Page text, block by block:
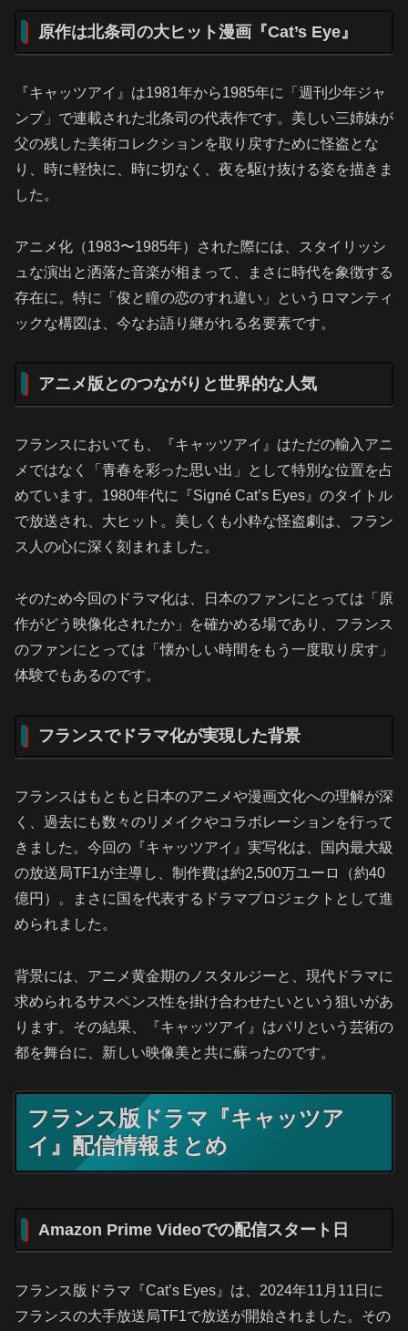
原作は北条司の大ヒット漫画『Cat’s Eye』
『キャッツアイ』は1981年から1985年に「週刊少年ジャ
ンプ」で連載された北条司の代表作です。美しい三姉妹が
父の残した美術コレクションを取り戻すために怪盗とな
り、時に軽快に、時に切なく、夜を駆け抜ける姿を描きま
した。
アニメ化（1983〜1985年）された際には、スタイリッシ
ュな演出と洒落た音楽が相まって、まさに時代を象徴する
存在に。特に「俊と瞳の恋のすれ違い」というロマンティ
ックな構図は、今なお語り継がれる名要素です。
アニメ版とのつながりと世界的な人気
フランスにおいても、『キャッツアイ』はただの輸入アニ
メではなく「青春を彩った思い出」として特別な位置を占
めています。1980年代に『Signé Cat’s Eyes』のタイトル
で放送され、大ヒット。美しくも小粋な怪盗劇は、フラン
ス人の心に深く刻まれました。
そのため今回のドラマ化は、日本のファンにとっては「原
作がどう映像化されたか」を確かめる場であり、フランス
のファンにとっては「懐かしい時間をもう一度取り戻す」
体験でもあるのです。
フランスでドラマ化が実現した背景
フランスはもともと日本のアニメや漫画文化への理解が深
く、過去にも数々のリメイクやコラボレーションを行って
きました。今回の『キャッツアイ』実写化は、国内最大級
の放送局TF1が主導し、制作費は約2,500万ユーロ（約40
億円）。まさに国を代表するドラマプロジェクトとして進
められました。
背景には、アニメ黄金期のノスタルジーと、現代ドラマに
求められるサスペンス性を掛け合わせたいという狙いがあ
ります。その結果、『キャッツアイ』はパリという芸術の
都を舞台に、新しい映像美と共に蘇ったのです。
フランス版ドラマ『キャッツア
イ』配信情報まとめ
Amazon Prime Videoでの配信スタート日
フランス版ドラマ『Cat’s Eyes』は、2024年11月11日に
フランスの大手放送局TF1で放送が開始されました。その